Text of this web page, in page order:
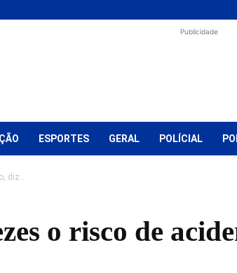
Publicidade
ESPORTES GERAL POLÍCIAL
diz...
o risco de